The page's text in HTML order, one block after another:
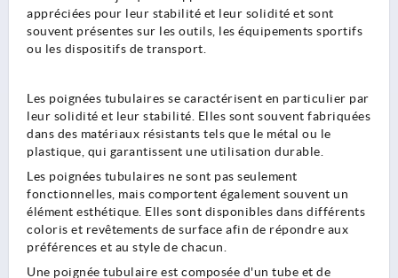
appréciées pour leur stabilité et leur solidité et sont
souvent présentes sur les outils, les équipements sportifs
ou les dispositifs de transport.
Les poignées tubulaires se caractérisent en particulier par
leur solidité et leur stabilité. Elles sont souvent fabriquées
dans des matériaux résistants tels que le métal ou le
plastique, qui garantissent une utilisation durable.
Les poignées tubulaires ne sont pas seulement
fonctionnelles, mais comportent également souvent un
élément esthétique. Elles sont disponibles dans différents
coloris et revêtements de surface afin de répondre aux
préférences et au style de chacun.
Une poignée tubulaire est composée d'un tube et de